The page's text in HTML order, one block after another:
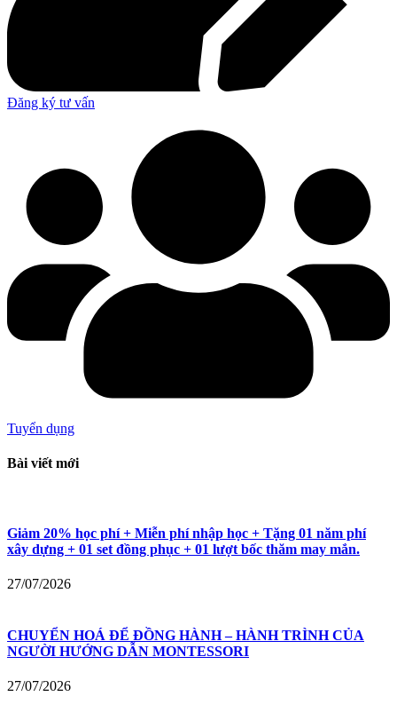
Đăng ký tư vấn
Tuyển dụng
Bài viết mới
Giảm 20% học phí + Miễn phí nhập học + Tặng 01 năm phí
xây dựng + 01 set đồng phục + 01 lượt bốc thăm may mắn.
27/07/2026
CHUYỂN HOÁ ĐỂ ĐỒNG HÀNH – HÀNH TRÌNH CỦA
NGƯỜI HƯỚNG DẪN MONTESSORI
27/07/2026